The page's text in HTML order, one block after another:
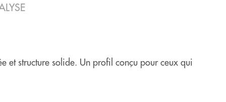
et structure solide. Un profil conçu pour ceux qui